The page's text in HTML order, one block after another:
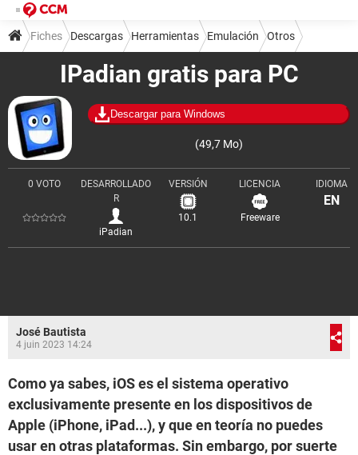
IPadian gratis para PC
Descargar para Windows
(49,7 Mo)
0 VOTO
DESARROLLADO
R
iPadian
VERSIÓN
10.1
LICENCIA
Freeware
IDIOMA
EN
Fiches Descargas Herramientas Emulación Otros
José Bautista
4 juin 2023 14:24
Como ya sabes, iOS es el sistema operativo
exclusivamente presente en los dispositivos de
Apple (iPhone, iPad...), y que en teoría no puedes
usar en otras plataformas. Sin embargo, por suerte